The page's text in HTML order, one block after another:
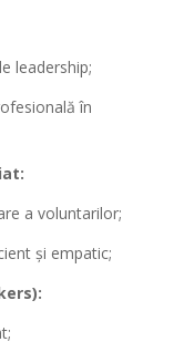
leadership;
în
a voluntarilor;
și empatic;